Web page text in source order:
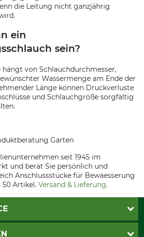
die Leitung nicht ganzjährig
ein
sein?
hängt von Schlauchdurchmesser,
Wassermenge am Ende der
Länge können Druckverluste
und Schlauchgröße sorgfältig
Garten
seit 1945 im
und berät Sie persönlich und
Anschlussstücke für Bewaesserung
Artikel. Versand & Lieferung.